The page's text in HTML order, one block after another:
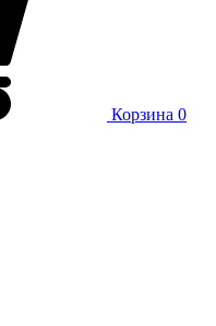
Корзина 0